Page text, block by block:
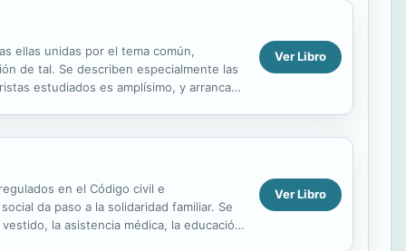
ellas unidas por el tema común,
de tal. Se describen especialmente las
estudiados es amplísimo, y arranca
Ver Libro
en el Código civil e
da paso a la solidaridad familiar. Se
la asistencia médica, la educación
Ver Libro